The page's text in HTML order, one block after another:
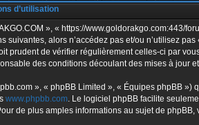
d’utilisation
», « https://www.goldorakgo.com:443/
alors n’accédez pas et/ou n’utilisez pas
prudent de vérifier régulièrement celles-ci par
des conditions découlant des mises à jour
», « phpBB Limited », « Équipes phpBB »)
www.phpbb.com. Le logiciel phpBB facilite
de plus amples informations au sujet de phpBB,